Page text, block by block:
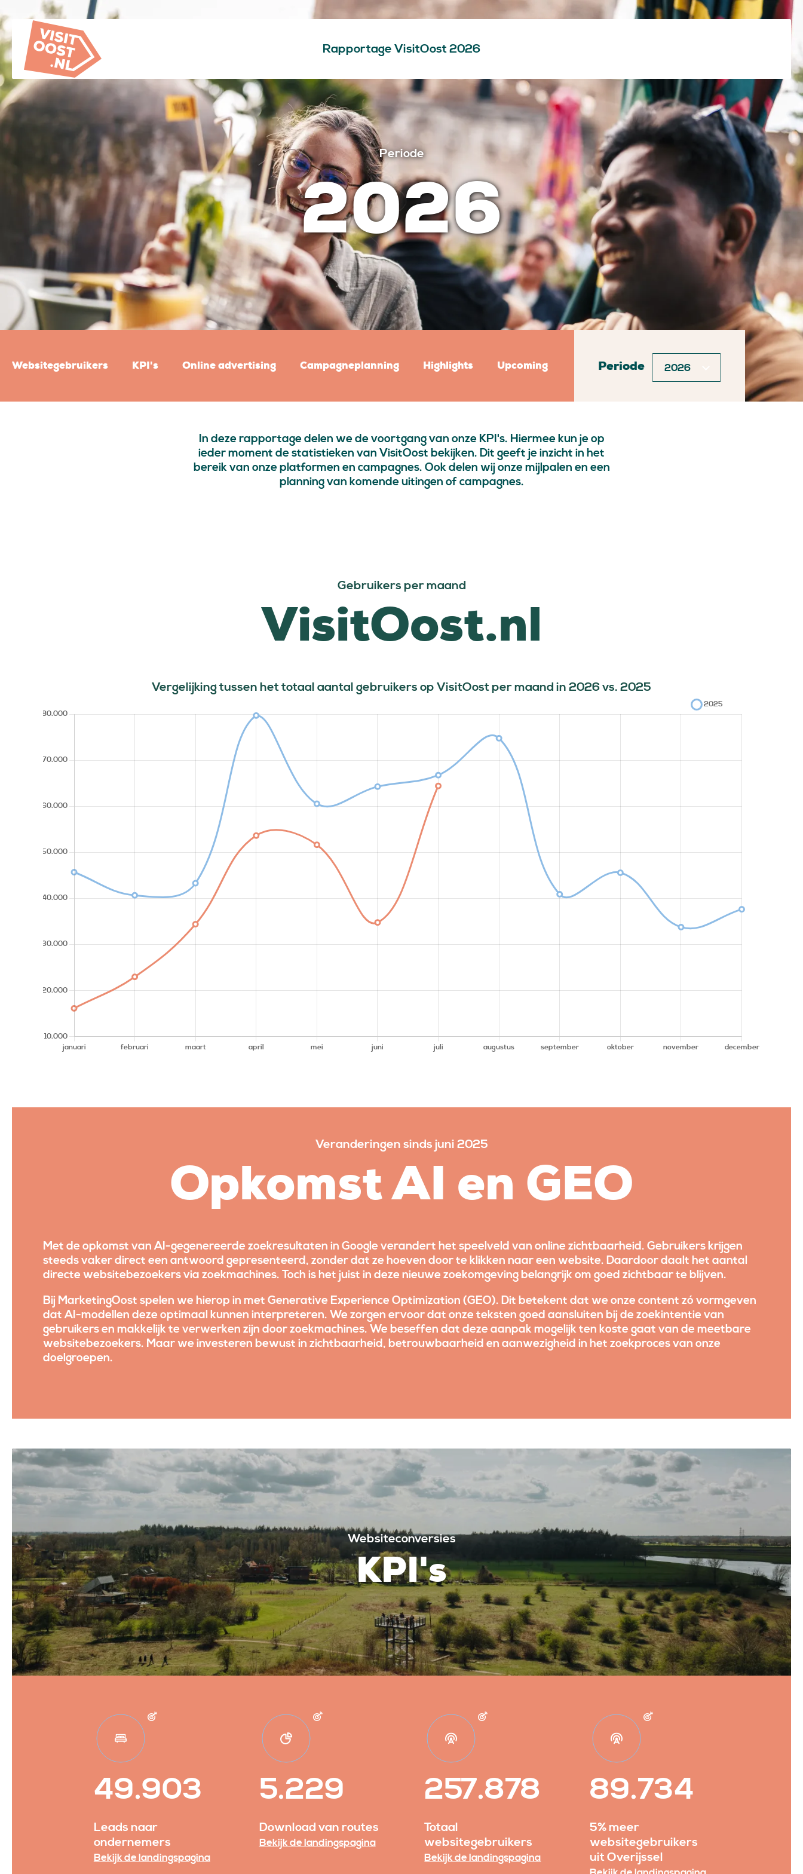
Rapportage VisitOost 2026
Periode
2026
Websitegebruikers KPI's Online advertising Campagneplanning Highlights Upcoming Periode
In deze rapportage delen we de voortgang van onze KPI's. Hiermee kun je op
ieder moment de statistieken van VisitOost bekijken. Dit geeft je inzicht in het
bereik van onze platformen en campagnes. Ook delen wij onze mijlpalen en een
planning van komende uitingen of campagnes.
Gebruikers per maand
VisitOost.nl
Vergelijking tussen het totaal aantal gebruikers op VisitOost per maand in 2026 vs. 2025
Veranderingen sinds juni 2025
Opkomst AI en GEO
Met de opkomst van AI-gegenereerde zoekresultaten in Google verandert het speelveld van online zichtbaarheid. Gebruikers krijgen
steeds vaker direct een antwoord gepresenteerd, zonder dat ze hoeven door te klikken naar een website. Daardoor daalt het aantal
directe websitebezoekers via zoekmachines. Toch is het juist in deze nieuwe zoekomgeving belangrijk om goed zichtbaar te blijven.
Bij MarketingOost spelen we hierop in met Generative Experience Optimization (GEO). Dit betekent dat we onze content zó vormgeven
dat AI-modellen deze optimaal kunnen interpreteren. We zorgen ervoor dat onze teksten goed aansluiten bij de zoekintentie van
gebruikers en makkelijk te verwerken zijn door zoekmachines. We beseffen dat deze aanpak mogelijk ten koste gaat van de meetbare
websitebezoekers. Maar we investeren bewust in zichtbaarheid, betrouwbaarheid en aanwezigheid in het zoekproces van onze
doelgroepen.
Websiteconversies
KPI's
49.903
Leads naar
ondernemers
Bekijk de landingspagina
5.229
Download van routes
Bekijk de landingspagina
257.878
Totaal
websitegebruikers
Bekijk de landingspagina
89.734
5% meer
websitegebruikers
uit Overijssel